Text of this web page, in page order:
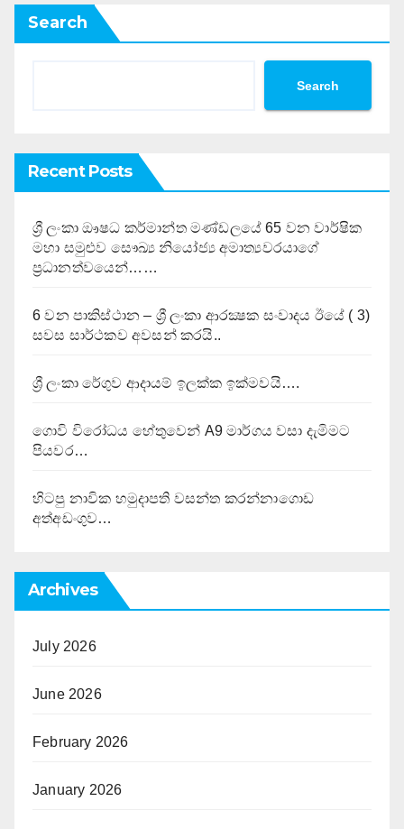
Search
Search
Recent Posts
ශ්‍රී ලංකා ඖෂධ කර්මාන්ත මණ්ඩලයේ 65 වන වාර්ෂික
මහා සමුළුව සෞඛ්‍ය නියෝජ්‍ය අමාත්‍යවරයාගේ
ප්‍රධානත්වයෙන්……
6 වන පාකිස්ථාන – ශ්‍රී ලංකා ආරක්‍ෂක සංවාදය ඊයේ ( 3)
සවස සාර්ථකව අවසන් කරයි..
ශ්‍රී ලංකා රේගුව ආදායම් ඉලක්ක ඉක්මවයි….
ගොවි විරෝධය හේතුවෙන් A9 මාර්ගය වසා දැමිමට
පියවර…
හිටපු නාවික හමුදාපති වසන්ත කරන්නාගොඩ
අත්අඩංගුව…
Archives
July 2026
June 2026
February 2026
January 2026